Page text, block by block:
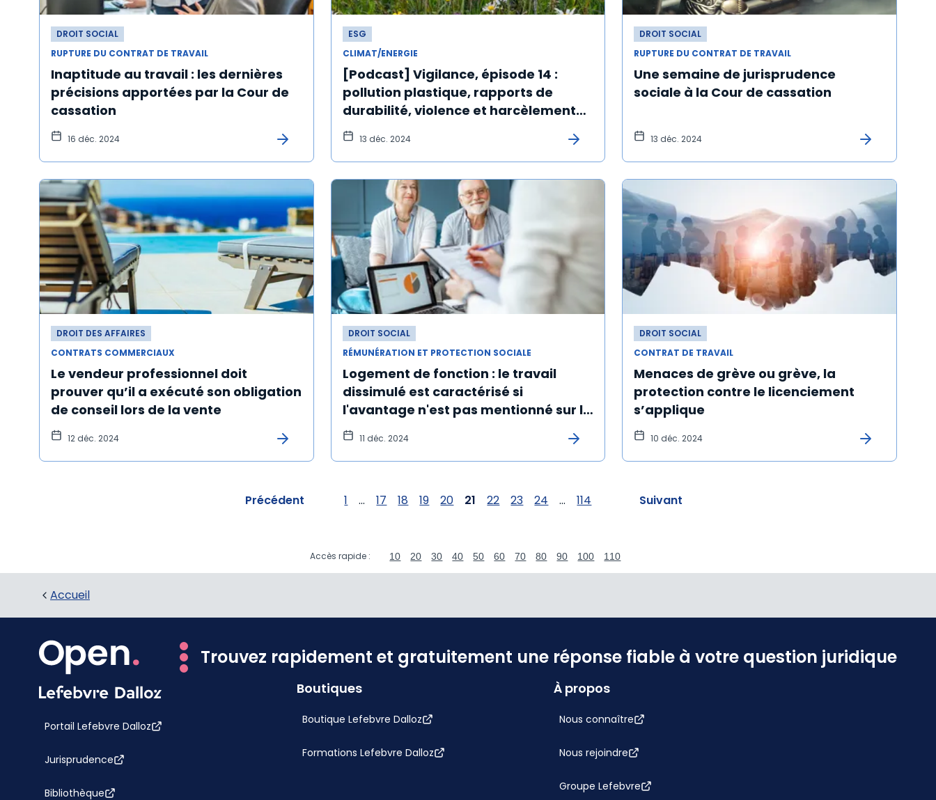
DROIT SOCIAL
RUPTURE DU CONTRAT DE TRAVAIL
Inaptitude au travail : les dernières
précisions apportées par la Cour de
cassation
16 déc. 2024
ESG
CLIMAT/ENERGIE
[Podcast] Vigilance, épisode 14 :
pollution plastique, rapports de
durabilité, violence et harcèlement
au travail
13 déc. 2024
DROIT SOCIAL
RUPTURE DU CONTRAT DE TRAVAIL
Une semaine de jurisprudence
sociale à la Cour de cassation
13 déc. 2024
DROIT DES AFFAIRES
CONTRATS COMMERCIAUX
Le vendeur professionnel doit
prouver qu’il a exécuté son obligation
de conseil lors de la vente
12 déc. 2024
DROIT SOCIAL
RÉMUNÉRATION ET PROTECTION SOCIALE
Logement de fonction : le travail
dissimulé est caractérisé si
l'avantage n'est pas mentionné sur le
bulletin de paie et n'est pas soumis à
cotisations
11 déc. 2024
DROIT SOCIAL
CONTRAT DE TRAVAIL
Menaces de grève ou grève, la
protection contre le licenciement
s’applique
10 déc. 2024
Précédent 1 ... 17 18 19 20 21 22 23 24 ... 114 Suivant
Accès rapide : 10 20 30 40 50 60 70 80 90 100 110
Accueil
Trouvez rapidement et gratuitement une réponse fiable à votre question juridique
Portail Lefebvre Dalloz
Jurisprudence
Bibliothèque
Boutiques
Boutique Lefebvre Dalloz
Formations Lefebvre Dalloz
À propos
Nous connaître
Nous rejoindre
Groupe Lefebvre